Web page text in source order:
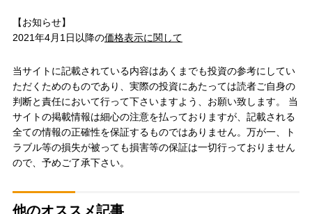
【お知らせ】
2021年4月1日以降の価格表示に関して
当サイトに記載されている内容はあくまでも投資の参考にしてい
ただくためのものであり、実際の投資にあたっては読者ご自身の
判断と責任において行って下さいますよう、お願い致します。 当
サイトの掲載情報は細心の注意を払っておりますが、記載される
全ての情報の正確性を保証するものではありません。万が一、ト
ラブル等の損失が被っても損害等の保証は一切行っておりません
ので、予めご了承下さい。
他のオススメ記事